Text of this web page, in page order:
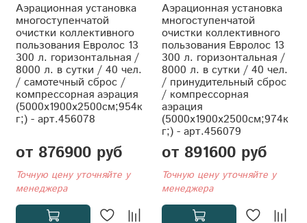
Аэрационная установка
многоступенчатой
очистки коллективного
пользования Евролос 13
300 л. горизонтальная /
8000 л. в сутки / 40 чел.
/ самотечный сброс /
компрессорная аэрация
(5000x1900x2500см;954к
г;) - арт.456078
от 876900 руб
Точную цену уточняйте у
менеджера
Аэрационная установка
многоступенчатой
очистки коллективного
пользования Евролос 13
300 л. горизонтальная /
8000 л. в сутки / 40 чел.
/ принудительный сброс
/ компрессорная
аэрация
(5000x1900x2500см;974к
г;) - арт.456079
от 891600 руб
Точную цену уточняйте у
менеджера